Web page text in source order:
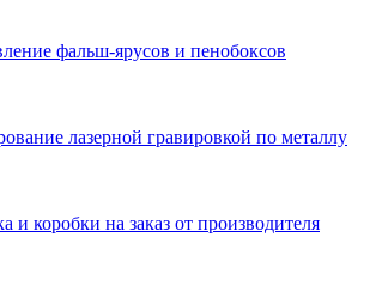
фальш-ярусов и пенобоксов
лазерной гравировкой по металлу
и коробки на заказ от производителя